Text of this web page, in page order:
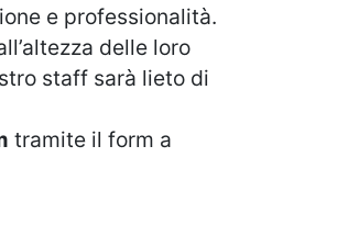
e professionalità.
delle loro
staff sarà lieto di
tramite il form a